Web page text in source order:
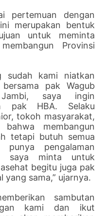
pertemuan dengan
merupakan bentuk
untuk meminta
Provinsi
sudah kami niatkan
pak Wagub
saya ingin
pak HBA. Selaku
tokoh masyarakat,
membangun
tetapi butuh semua
pengalaman
saya minta untuk
begitu juga pak
yang sama,” ujarnya.
sambutan
kami dan ikut